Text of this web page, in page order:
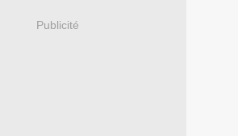
Publicité